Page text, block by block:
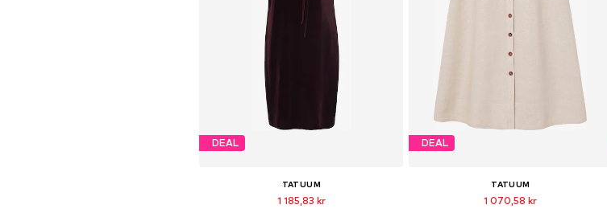
DEAL
TATUUM
1 185,83 kr
DEAL
TATUUM
1 070,58 kr